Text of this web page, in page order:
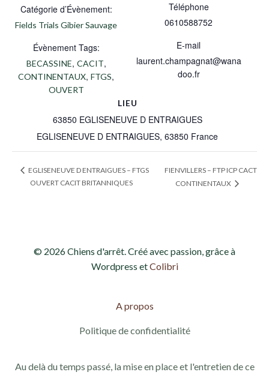
Catégorie d’Évènement:
Fields Trials Gibier Sauvage
Évènement Tags:
BECASSINE, CACIT,
CONTINENTAUX, FTGS,
OUVERT
LIEU
63850 EGLISENEUVE D ENTRAIGUES
EGLISENEUVE D ENTRAIGUES, 63850 France
Téléphone
0610588752
E-mail
laurent.champagnat@wana
doo.fr
EGLISENEUVE D ENTRAIGUES – FTGS
OUVERT CACIT BRITANNIQUES
FIENVILLERS – FTP ICP CACT
CONTINENTAUX
© 2026 Chiens d'arrêt. Créé avec passion, grâce à
Wordpress etColibri
A propos
Politique de confidentialité
Au delà du temps passé, la mise en place et l'entretien de ce